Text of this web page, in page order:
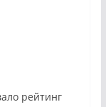
рейтинг